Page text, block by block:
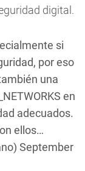
digital.
si
por eso
una
en
adecuados.
ellos…
September